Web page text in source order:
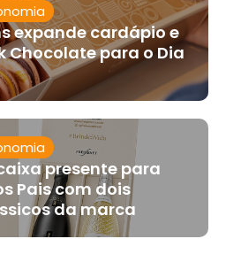
expande cardápio e
Chocolate para o Dia
presente para
Pais com dois
da marca